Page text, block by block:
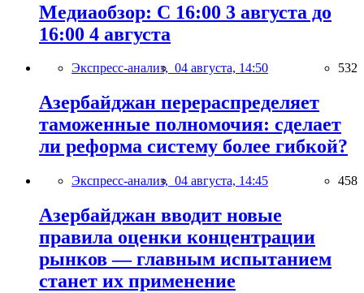
Медиаобзор: С 16:00 3 августа до
16:00 4 августа
Экспресс-анализ, 04 августа, 14:50 532
Азербайджан перераспределяет
таможенные полномочия: сделает
ли реформа систему более гибкой?
Экспресс-анализ, 04 августа, 14:45 458
Азербайджан вводит новые
правила оценки концентрации
рынков — главным испытанием
станет их применение